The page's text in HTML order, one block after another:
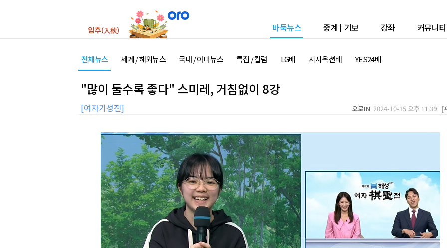
바둑뉴스 중계 | 기보 강좌 커뮤니티
전체뉴스 세계 / 해외뉴스 국내 / 아마뉴스 특집 / 칼럼 LG배 지지옥션배 YES24배
"많이 둘수록 좋다" 스미레, 거침없이 8강
[여자기성전] 오로IN 2024-10-15 오후 11:39 [